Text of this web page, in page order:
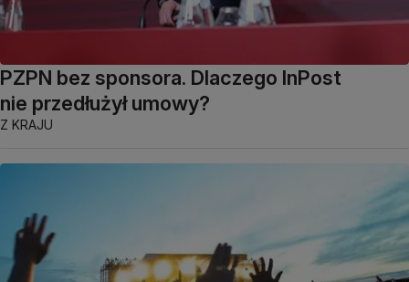
PZPN bez sponsora. Dlaczego InPost
nie przedłużył umowy?
Z KRAJU